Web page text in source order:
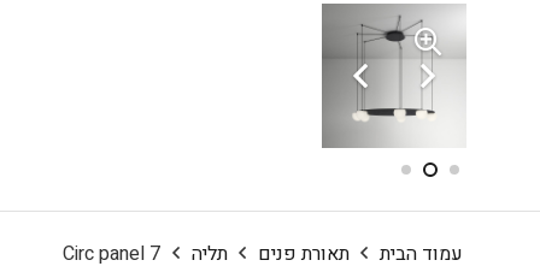
עמוד הבית תאורת פנים תליה Circ panel 7